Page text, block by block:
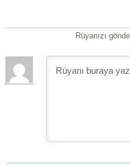
Rüyanızı